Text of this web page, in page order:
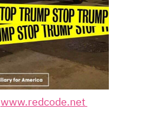
www.redcode.net